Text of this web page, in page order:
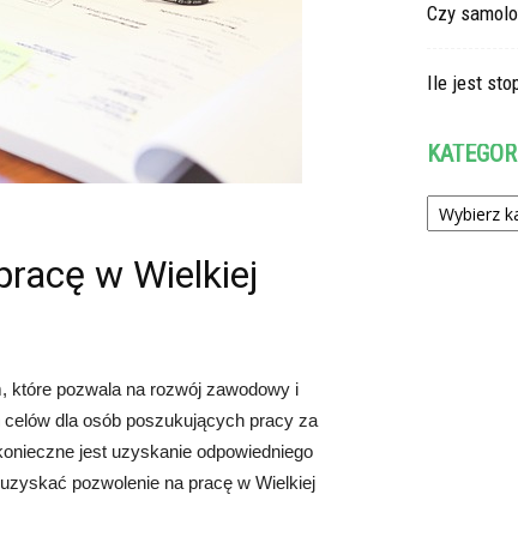
w Wielkiej
które pozwala na rozwój zawodowy i
dla osób poszukujących pracy za
jest uzyskanie odpowiedniego
pozwolenie na pracę w Wielkiej
Czy
Ile jest
Kategorie